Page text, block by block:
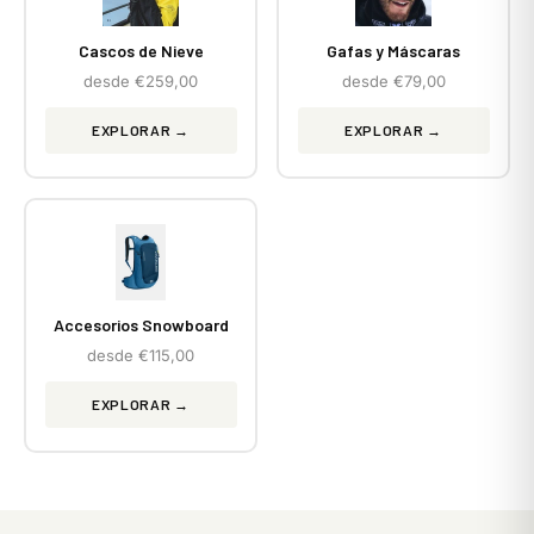
Cascos de Nieve
desde €259,00
EXPLORAR →
Gafas y Máscaras
desde €79,00
EXPLORAR →
Accesorios Snowboard
desde €115,00
EXPLORAR →